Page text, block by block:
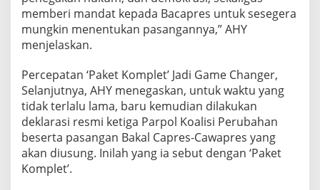
memberi mandat kepada Bacapres untuk sesegera
mungkin menentukan pasangannya,” AHY
menjelaskan.
Percepatan ‘Paket Komplet’ Jadi Game Changer,
Selanjutnya, AHY menegaskan, untuk waktu yang
tidak terlalu lama, baru kemudian dilakukan
deklarasi resmi ketiga Parpol Koalisi Perubahan
beserta pasangan Bakal Capres-Cawapres yang
akan diusung. Inilah yang ia sebut dengan ‘Paket
Komplet’.